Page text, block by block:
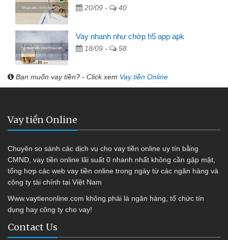
20/09 - 40
Vay nhanh như chớp h5 app apk
18/09 - 58
Bạn muốn vay tiền? - Click xem Vay tiền Online
Vay tiền Online
Chuyên so sánh các dịch vụ cho vay tiền online uy tín bằng
CMND, vay tiền online lãi suất 0 nhanh nhất không cần gặp mặt,
tổng hợp các web vay tiền online trong ngày từ các ngân hàng và
công ty tài chính tại Việt Nam
Www.vaytienonline.com không phải là ngân hàng, tổ chức tín
dụng hay công ty cho vay!
Contact Us